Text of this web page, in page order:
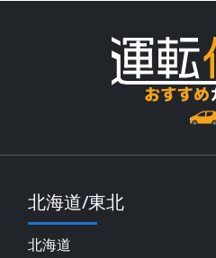
北海道/東北
北海道